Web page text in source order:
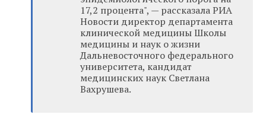
17,2 процента", — рассказала РИА
Новости директор департамента
клинической медицины Школы
медицины и наук о жизни
Дальневосточного федерального
университета, кандидат
медицинских наук Светлана
Вахрушева.